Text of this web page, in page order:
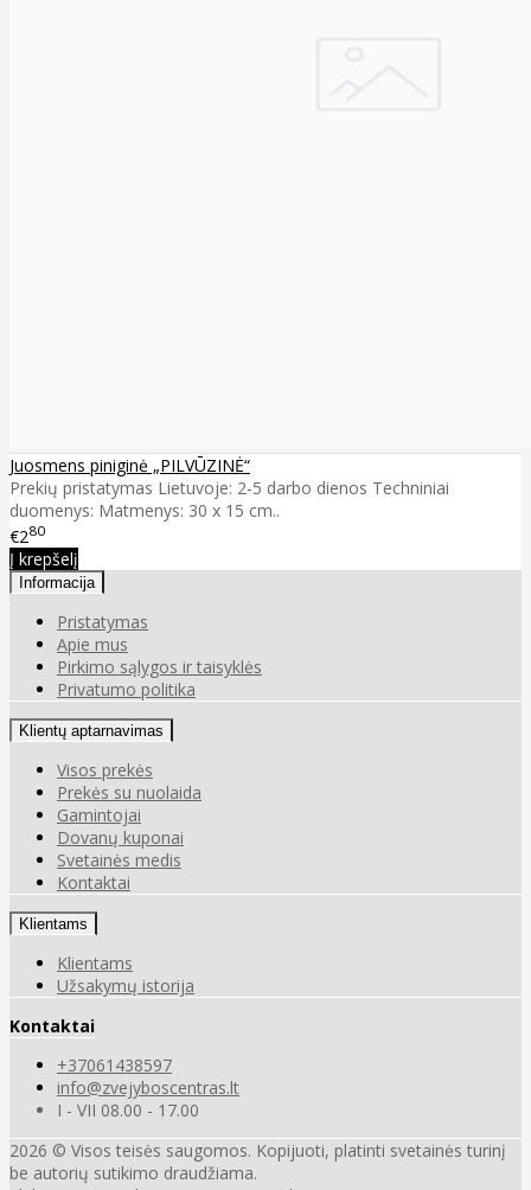
Juosmens piniginė „PILVŪZINĖ“
Prekių pristatymas Lietuvoje: 2-5 darbo dienos Techniniai
duomenys: Matmenys: 30 x 15 cm..
€280
Į krepšelį
Informacija
Pristatymas
Apie mus
Pirkimo sąlygos ir taisyklės
Privatumo politika
Klientų aptarnavimas
Visos prekės
Prekės su nuolaida
Gamintojai
Dovanų kuponai
Svetainės medis
Kontaktai
Klientams
Klientams
Užsakymų istorija
Kontaktai
+37061438597
info@zvejyboscentras.lt
I - VII 08.00 - 17.00
2026 © Visos teisės saugomos. Kopijuoti, platinti svetainės turinį
be autorių sutikimo draudžiama.